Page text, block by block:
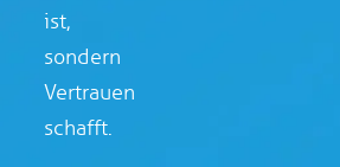
ist,
sondern
Vertrauen
schafft.